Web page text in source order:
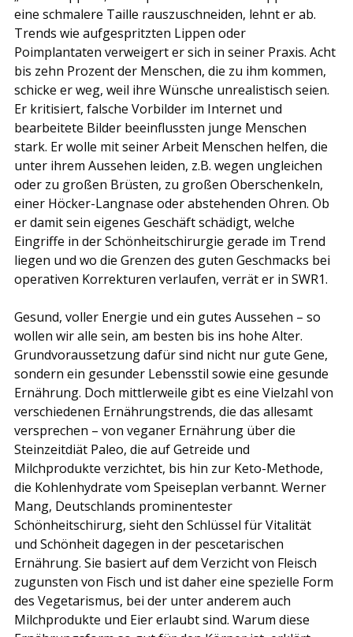
eine schmalere Taille rauszuschneiden, lehnt er ab.
Trends wie aufgespritzten Lippen oder
Poimplantaten verweigert er sich in seiner Praxis. Acht
bis zehn Prozent der Menschen, die zu ihm kommen,
schicke er weg, weil ihre Wünsche unrealistisch seien.
Er kritisiert, falsche Vorbilder im Internet und
bearbeitete Bilder beeinflussten junge Menschen
stark. Er wolle mit seiner Arbeit Menschen helfen, die
unter ihrem Aussehen leiden, z.B. wegen ungleichen
oder zu großen Brüsten, zu großen Oberschenkeln,
einer Höcker-Langnase oder abstehenden Ohren. Ob
er damit sein eigenes Geschäft schädigt, welche
Eingriffe in der Schönheitschirurgie gerade im Trend
liegen und wo die Grenzen des guten Geschmacks bei
operativen Korrekturen verlaufen, verrät er in SWR1.
Gesund, voller Energie und ein gutes Aussehen – so
wollen wir alle sein, am besten bis ins hohe Alter.
Grundvoraussetzung dafür sind nicht nur gute Gene,
sondern ein gesunder Lebensstil sowie eine gesunde
Ernährung. Doch mittlerweile gibt es eine Vielzahl von
verschiedenen Ernährungstrends, die das allesamt
versprechen – von veganer Ernährung über die
Steinzeitdiät Paleo, die auf Getreide und
Milchprodukte verzichtet, bis hin zur Keto-Methode,
die Kohlenhydrate vom Speiseplan verbannt. Werner
Mang, Deutschlands prominentester
Schönheitschirurg, sieht den Schlüssel für Vitalität
und Schönheit dagegen in der pescetarischen
Ernährung. Sie basiert auf dem Verzicht von Fleisch
zugunsten von Fisch und ist daher eine spezielle Form
des Vegetarismus, bei der unter anderem auch
Milchprodukte und Eier erlaubt sind. Warum diese